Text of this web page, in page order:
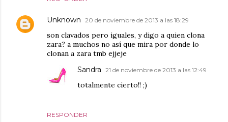
Unknown 20 de noviembre de 2013 a las 18:29
son clavados pero iguales, y digo a quien clona
zara? a muchos no así que mira por donde lo
clonan a zara tmb ejjeje
RESPONDER
Sandra 21 de noviembre de 2013 a las 12:49
totalmente cierto!! ;)